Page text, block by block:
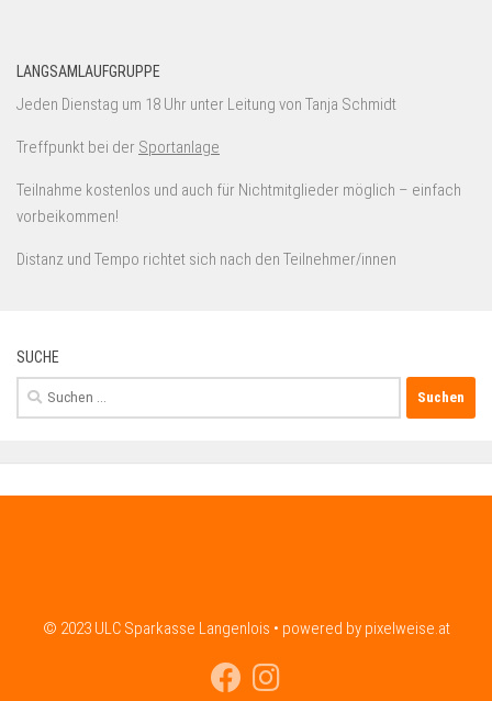
LANGSAMLAUFGRUPPE
Jeden Dienstag um 18 Uhr unter Leitung von Tanja Schmidt
Treffpunkt bei der Sportanlage
Teilnahme kostenlos und auch für Nichtmitglieder möglich – einfach
vorbeikommen!
Distanz und Tempo richtet sich nach den Teilnehmer/innen
SUCHE
Suchen
nach:
© 2023 ULC Sparkasse Langenlois • powered by pixelweise.at